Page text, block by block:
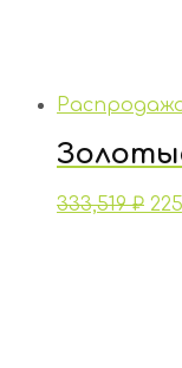
333,519₽